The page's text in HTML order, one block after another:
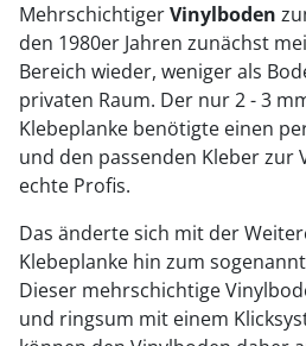
MehrschichtigerVinylboden
den 1980er Jahren zunächst
Bereich wieder, weniger als
privaten Raum. Der nur 2 - 3
Klebeplanke benötigte einen
und den passenden Kleber zur
echte Profis.
Das änderte sich mit der
Klebeplanke hin zum
Dieser mehrschichtige
und ringsum mit einem